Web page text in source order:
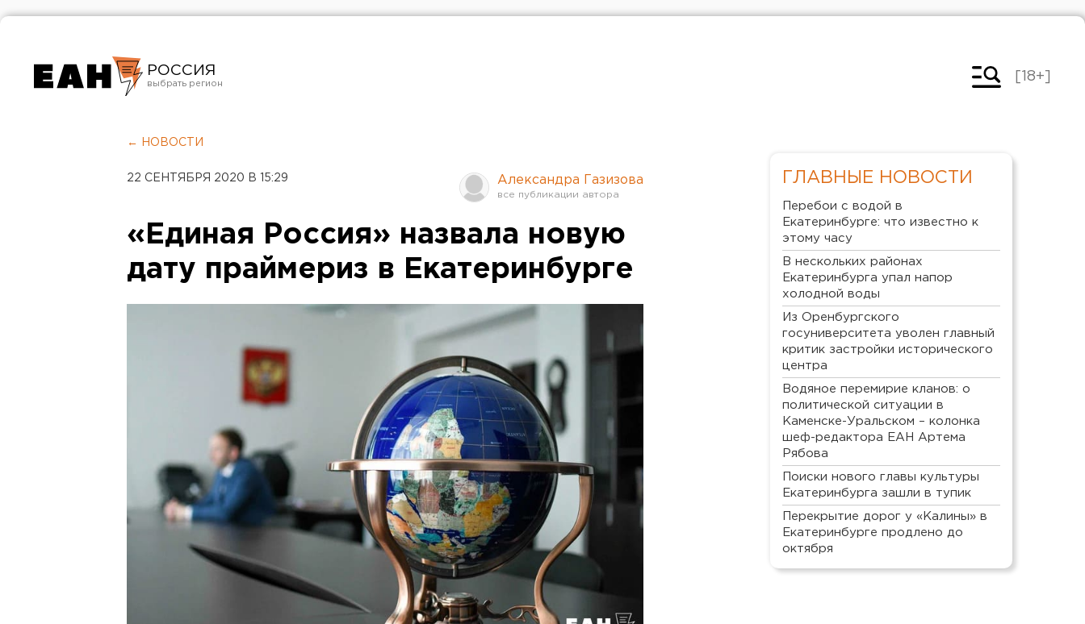
РОССИЯ
Челябинск
[18+]
← НОВОСТИ
22 СЕНТЯБРЯ 2020 В 15:29 Александра Газизова
«Единая Россия» назвала новую
дату праймериз в Екатеринбурге
ГЛАВНЫЕ НОВОСТИ
Перебои с водой в
Екатеринбурге: что известно к
этому часу
В нескольких районах
Екатеринбурга упал напор
холодной воды
Из Оренбургского
госуниверситета уволен главный
критик застройки исторического
центра
Водяное перемирие кланов: о
политической ситуации в
Каменске-Уральском – колонка
шеф-редактора ЕАН Артема
Рябова
Поиски нового главы культуры
Екатеринбурга зашли в тупик
Перекрытие дорог у «Калины» в
Екатеринбурге продлено до
октября